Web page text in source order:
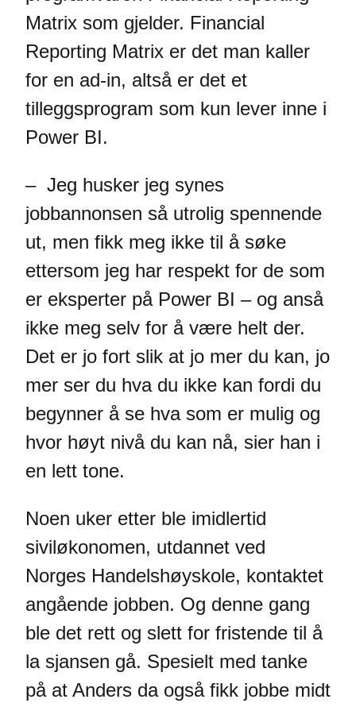
Matrix som gjelder. Financial
Reporting Matrix er det man kaller
for en ad-in, altså er det et
tilleggsprogram som kun lever inne i
Power BI.
– Jeg husker jeg synes
jobbannonsen så utrolig spennende
ut, men fikk meg ikke til å søke
ettersom jeg har respekt for de som
er eksperter på Power BI – og anså
ikke meg selv for å være helt der.
Det er jo fort slik at jo mer du kan, jo
mer ser du hva du ikke kan fordi du
begynner å se hva som er mulig og
hvor høyt nivå du kan nå, sier han i
en lett tone.
Noen uker etter ble imidlertid
siviløkonomen, utdannet ved
Norges Handelshøyskole, kontaktet
angående jobben. Og denne gang
ble det rett og slett for fristende til å
la sjansen gå. Spesielt med tanke
på at Anders da også fikk jobbe midt